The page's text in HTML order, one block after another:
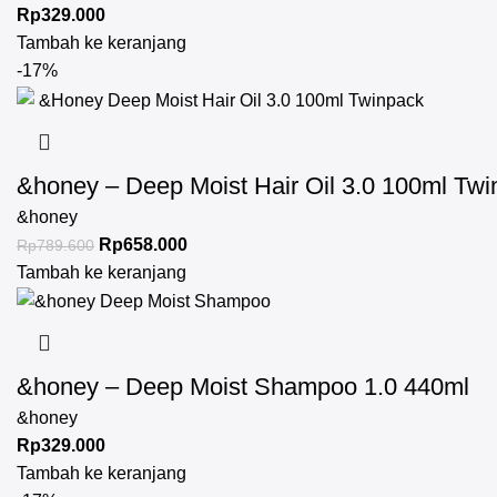
Rp329.000
Tambah ke keranjang
-17%
&honey – Deep Moist Hair Oil 3.0 100ml
&honey
Rp789.600 Rp658.000
Tambah ke keranjang
&honey – Deep Moist Shampoo 1.0 440ml
&honey
Rp329.000
Tambah ke keranjang